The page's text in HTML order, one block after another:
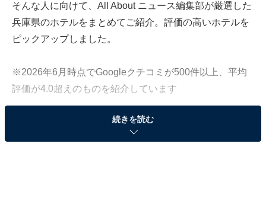
そんな人に向けて、All About ニュース編集部が厳選した
兵庫県のホテルをまとめてご紹介。評価の高いホテルを
ピックアップしました。
※2026年6月時点でGoogleクチコミが500件以上、平均
評価が4.0超えのものを紹介しています
この記事の執筆者： All About ニュース お買
いもの部
続きを読む